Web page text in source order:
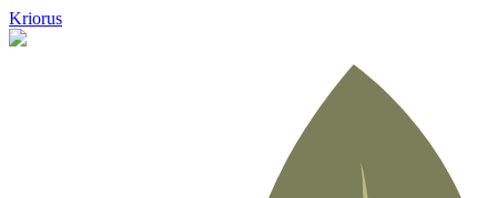
Kriorus